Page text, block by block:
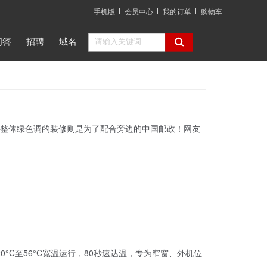
手机版 会员中心 我的订单 购物车
答 招聘 域名
体绿色调的装修则是为了配合旁边的中国邮政！网友
至56°C宽温运行，80秒速达温，专为窄窗、外机位